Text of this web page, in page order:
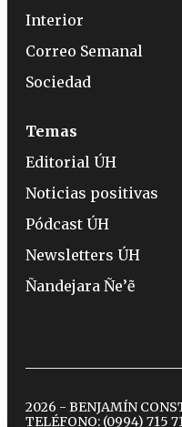
Interior
Correo Semanal
Sociedad
Temas
Editorial ÚH
Noticias positivas
Pódcast ÚH
Newsletters ÚH
Ñandejara Ñe’ẽ
2026 - BENJAMÍN
TELÉFONO: (0994) 715